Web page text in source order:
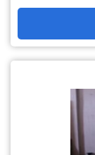
qualidade
ESTRADO
borracha
precisão
atender à
maneiras